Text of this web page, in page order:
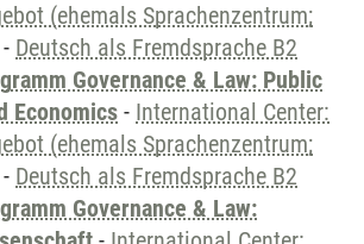
(ehemals Sprachenzentrum;
- Deutsch als Fremdsprache B2
Governance & Law: Public
Economics - International Center:
(ehemals Sprachenzentrum;
- Deutsch als Fremdsprache B2
Governance & Law: